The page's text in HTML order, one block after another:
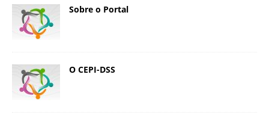
Sobre o Portal
O CEPI-DSS